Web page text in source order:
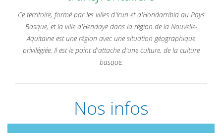
Ce territoire, formé par les villes d'Irun et d'Hondarribia au Pays
Basque, et la ville d'Hendaye dans la région de la Nouvelle-
Aquitaine est une région avec une situation géographique
privilégiée. Il est le point d'attache d'une culture, de la culture
basque.
Nos infos